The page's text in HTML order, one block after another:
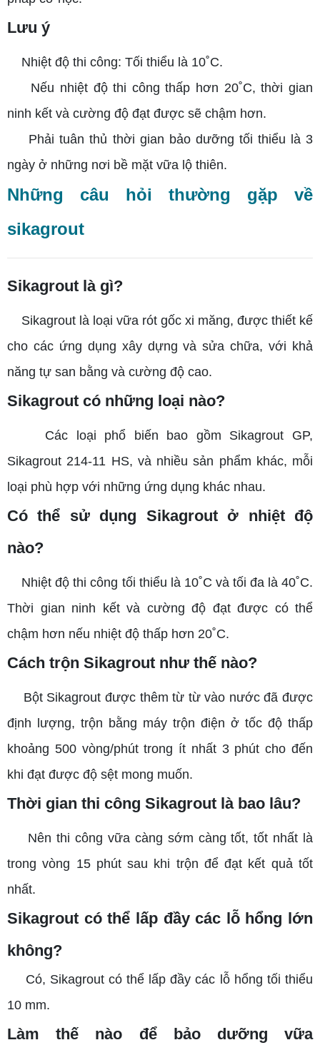
Lưu ý
Nhiệt độ thi công: Tối thiểu là 10˚C.
Nếu nhiệt độ thi công thấp hơn 20˚C, thời gian
ninh kết và cường độ đạt được sẽ chậm hơn.
Phải tuân thủ thời gian bảo dưỡng tối thiểu là 3
ngày ở những nơi bề mặt vữa lộ thiên.
Những câu hỏi thường gặp về
sikagrout
Sikagrout là gì?
Sikagrout là loại vữa rót gốc xi măng, được thiết kế
cho các ứng dụng xây dựng và sửa chữa, với khả
năng tự san bằng và cường độ cao.
Sikagrout có những loại nào?
Các loại phổ biến bao gồm Sikagrout GP,
Sikagrout 214-11 HS, và nhiều sản phẩm khác, mỗi
loại phù hợp với những ứng dụng khác nhau.
Có thể sử dụng Sikagrout ở nhiệt độ
nào?
Nhiệt độ thi công tối thiểu là 10˚C và tối đa là 40˚C.
Thời gian ninh kết và cường độ đạt được có thể
chậm hơn nếu nhiệt độ thấp hơn 20˚C.
Cách trộn Sikagrout như thế nào?
Bột Sikagrout được thêm từ từ vào nước đã được
định lượng, trộn bằng máy trộn điện ở tốc độ thấp
khoảng 500 vòng/phút trong ít nhất 3 phút cho đến
khi đạt được độ sệt mong muốn.
Thời gian thi công Sikagrout là bao lâu?
Nên thi công vữa càng sớm càng tốt, tốt nhất là
trong vòng 15 phút sau khi trộn để đạt kết quả tốt
nhất.
Sikagrout có thể lấp đầy các lỗ hổng lớn
không?
Có, Sikagrout có thể lấp đầy các lỗ hổng tối thiểu
10 mm.
Làm thế nào để bảo dưỡng vữa